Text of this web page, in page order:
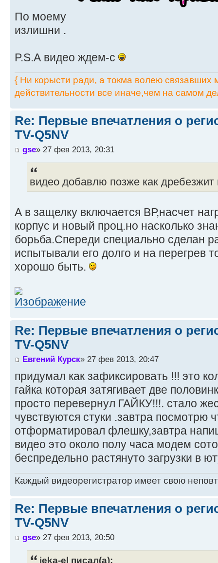
По моему
излишни .
P.S.А видео ждем-с
{ Ни корысти ради, а токма волею связавших
действительности все иначе,чем на самом
Re: Первые впечатления о
TV-Q5NV
gse» 27 фев 2013, 20:31
видео добавлю позже как дребезжит
А в защелку включается ВР,насчет
корпус и новый проц.но насколько
борьба.Спереди специально сделан
испытывали его долго и на перегрев
хорошо быть.
Re: Первые впечатления о
TV-Q5NV
Евгений Курск» 27 фев 2013, 20:47
придумал как зафиксировать !!! это
гайка которая затягивает две
просто перевернул ГАЙКУ!!!. стало
чувствуются стуки .завтра посмотрю
отформатировал флешку,завтра
видео это около полу часа модем
беспредельно растянуто загрузки в
Каждый видеорегистратор имеет свою
Re: Первые впечатления о
TV-Q5NV
gse» 27 фев 2013, 20:50
jeka-el писал(а):